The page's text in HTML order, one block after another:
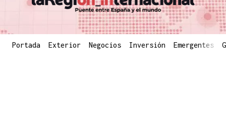
Portada Exterior Negocios Inversión Emergentes